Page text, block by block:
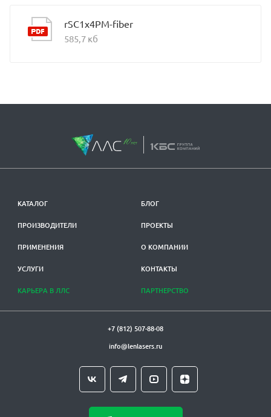
rSC1x4PM-fiber
585,7 кб
КАТАЛОГ
ПРОИЗВОДИТЕЛИ
ПРИМЕНЕНИЯ
УСЛУГИ
КАРЬЕРА В ЛЛС
БЛОГ
ПРОЕКТЫ
О КОМПАНИИ
КОНТАКТЫ
ПАРТНЕРСТВО
+7 (812) 507-88-08
info@lenlasers.ru